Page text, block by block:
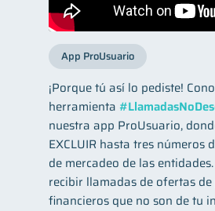
App ProUsuario
¡Porque tú así lo pediste!
herramienta
nuestra app ProUsuario,
EXCLUIR hasta tres números
de mercadeo de las
recibir llamadas de ofertas
financieros que no son de tu